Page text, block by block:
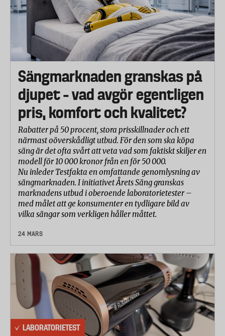
Sängmarknaden granskas på
djupet – vad avgör egentligen
pris, komfort och kvalitet?
Rabatter på 50 procent, stora prisskillnader och ett
närmast oöverskådligt utbud. För den som ska köpa
säng är det ofta svårt att veta vad som faktiskt skiljer en
modell för 10 000 kronor från en för 50 000.
Nu inleder Testfakta en omfattande genomlysning av
sängmarknaden. I initiativet Årets Säng granskas
marknadens utbud i oberoende laboratorietester –
med målet att ge konsumenter en tydligare bild av
vilka sängar som verkligen håller måttet.
24 MARS
LABORATORIETEST